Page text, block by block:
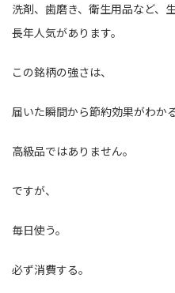
洗剤、歯磨き、衛生用品など、
長年人気があります。
この銘柄の強さは、
届いた瞬間から節約効果がわか
高級品ではありません。
ですが、
毎日使う。
必ず消費する。